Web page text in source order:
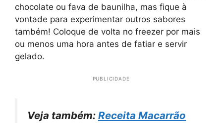
chocolate ou fava de baunilha, mas fique à
vontade para experimentar outros sabores
também! Coloque de volta no freezer por mais
ou menos uma hora antes de fatiar e servir
gelado.
PUBLICIDADE
Veja também: Receita Macarrão